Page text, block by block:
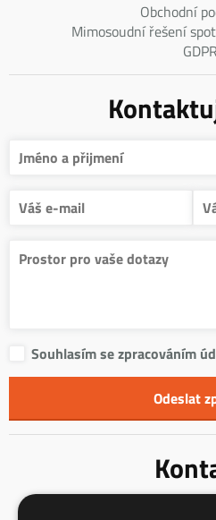
Obchodní
Mimosoudní řešení
GDPR
Souhlasím se zpracováním